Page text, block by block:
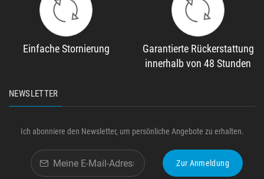
Einfache Stornierung
Garantierte Rückerstattung
innerhalb von 48 Stunden
NEWSLETTER
Ich abonniere den Newsletter, um persönliche Angebote zu erhalten.
Zur Anmeldung